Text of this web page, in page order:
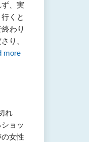
、実
くと
わり
り、
more
れ
ョッ
女性